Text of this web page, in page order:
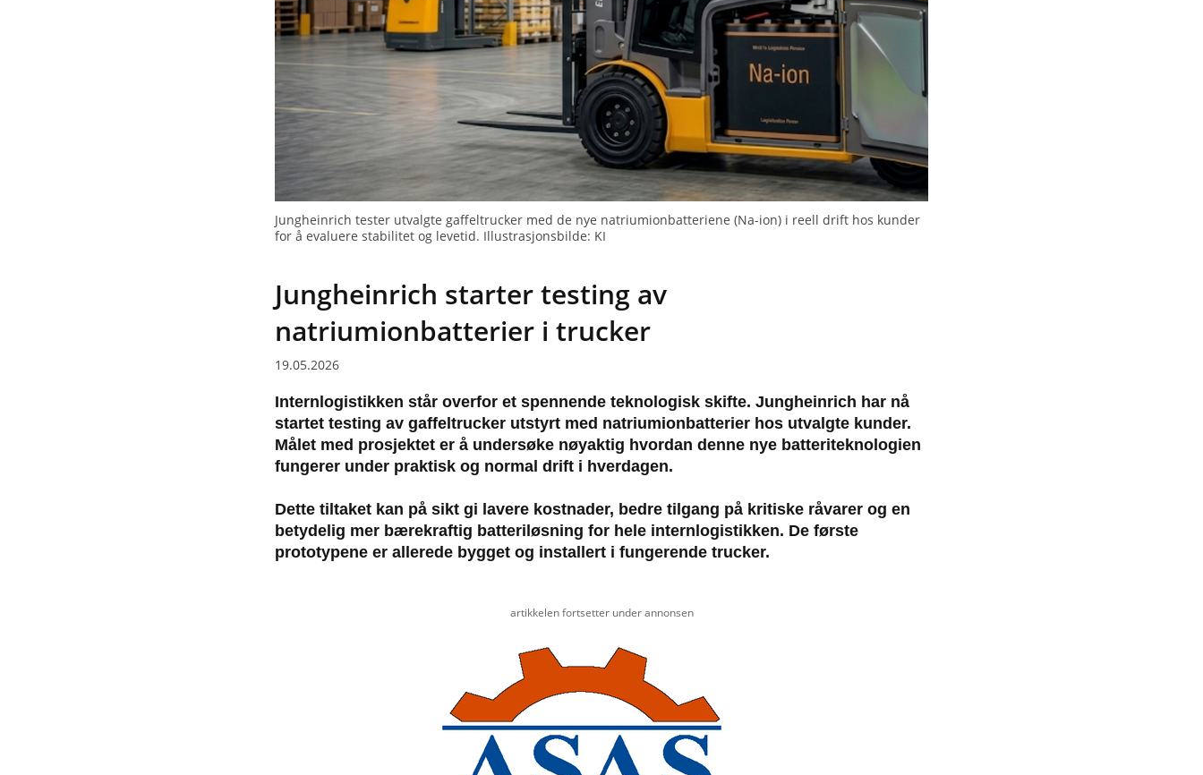
Jungheinrich tester utvalgte gaffeltrucker med de nye natriumionbatteriene (Na-ion) i reell drift hos kunder
for å evaluere stabilitet og levetid. Illustrasjonsbilde: KI
Jungheinrich starter testing av
natriumionbatterier i trucker
19.05.2026
Internlogistikken står overfor et spennende teknologisk skifte. Jungheinrich har nå
startet testing av gaffeltrucker utstyrt med natriumionbatterier hos utvalgte kunder.
Målet med prosjektet er å undersøke nøyaktig hvordan denne nye batteriteknologien
fungerer under praktisk og normal drift i hverdagen.
Dette tiltaket kan på sikt gi lavere kostnader, bedre tilgang på kritiske råvarer og en
betydelig mer bærekraftig batteriløsning for hele internlogistikken. De første
prototypene er allerede bygget og installert i fungerende trucker.
artikkelen fortsetter under annonsen